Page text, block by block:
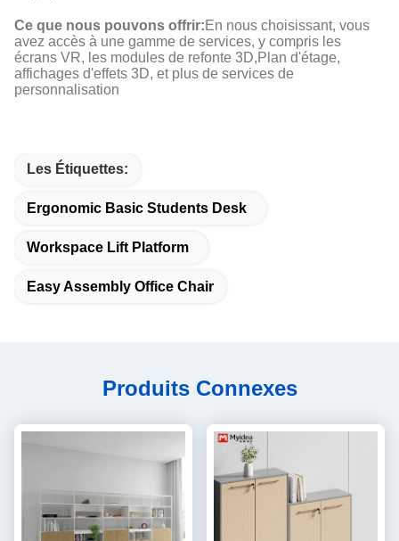
Ce que nous pouvons offrir:En nous choisissant, vous
avez accès à une gamme de services, y compris les
écrans VR, les modules de refonte 3D,Plan d'étage,
affichages d'effets 3D, et plus de services de
personnalisation
Les Étiquettes:
Ergonomic Basic Students Desk
Workspace Lift Platform
Easy Assembly Office Chair
Produits Connexes